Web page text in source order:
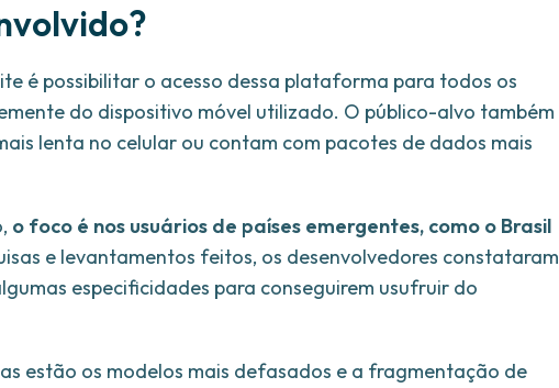
é possibilitar o acesso dessa plataforma para todos os
do dispositivo móvel utilizado. O público-alvo também
lenta no celular ou contam com pacotes de dados mais
o foco é nos usuários de países emergentes, como o Brasil
e levantamentos feitos, os desenvolvedores constataram
especificidades para conseguirem usufruir do
estão os modelos mais defasados e a fragmentação de